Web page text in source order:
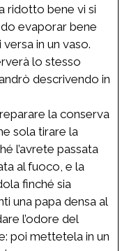
ridotto bene vi si
evaporar bene
versa in un vaso.
lo stesso
descrivendo in
la conserva
sola tirare la
l’avrete passata
al fuoco, e la
finché sia
una papa densa al
l’odore del
poi mettetela in un